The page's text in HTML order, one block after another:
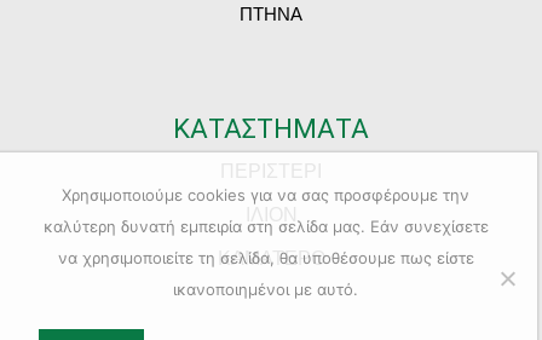
ΠΤΗΝΑ
ΚΑΤΑΣΤΗΜΑΤΑ
ΚΑΜΑΤΕΡΟ
Χρησιμοποιούμε cookies για να σας προσφέρουμε την
καλύτερη δυνατή εμπειρία στη σελίδα μας. Εάν συνεχίσετε
να χρησιμοποιείτε τη σελίδα, θα υποθέσουμε πως είστε
ικανοποιημένοι με αυτό.